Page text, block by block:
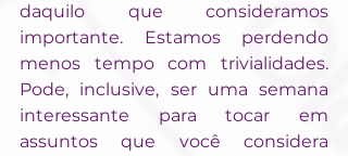
daquilo que consideramos
importante. Estamos perdendo
menos tempo com trivialidades.
Pode, inclusive, ser uma semana
interessante para tocar em
assuntos que você considera